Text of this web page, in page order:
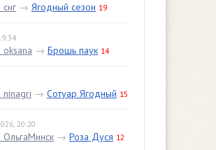
→ Ягодный сезон 19
→ Брошь паук 14
ninagri → Сотуар Ягодный 15
20:20
ОльгаМинск → Роза Дуся 12